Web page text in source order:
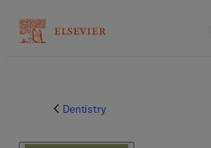
Dentistry